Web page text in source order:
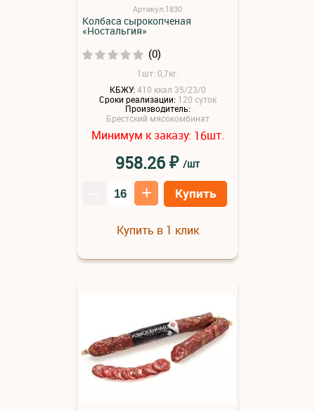
Артикул:1830
Колбаса сырокопченая
«Ностальгия»
(0)
1шт: 0,7кг.
КБЖУ: 410 ккал 35/23/0
Сроки реализации: 120 суток
Производитель:
Брестский мясокомбинат
Минимум к заказу: 16шт.
958.26₽ /шт
+ Купить
Купить в 1 клик